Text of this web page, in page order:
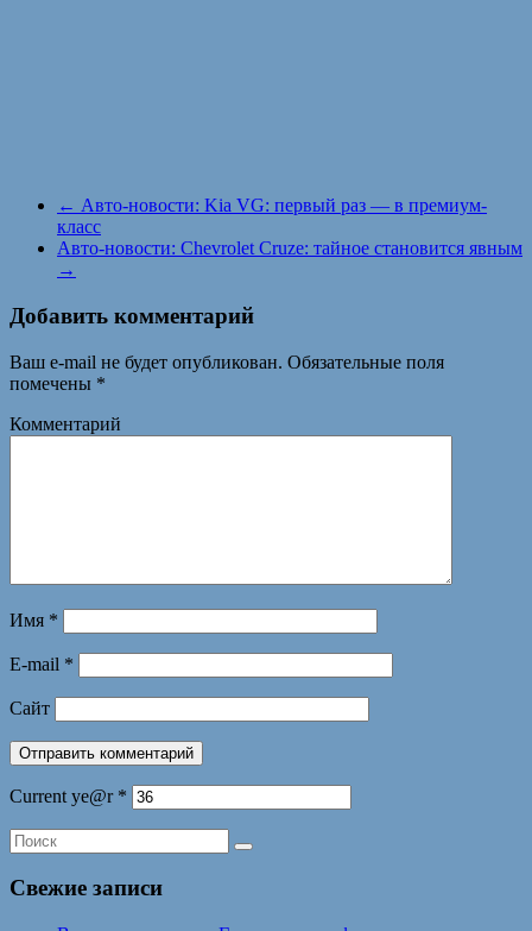
← Авто-новости: Kia VG: первый раз — в премиум-
класс
Авто-новости: Chevrolet Cruze: тайное становится явным
→
Добавить комментарий
Ваш e-mail не будет опубликован. Обязательные поля
помечены *
Комментарий
Имя *
E-mail *
Сайт
Current ye@r *
Свежие записи